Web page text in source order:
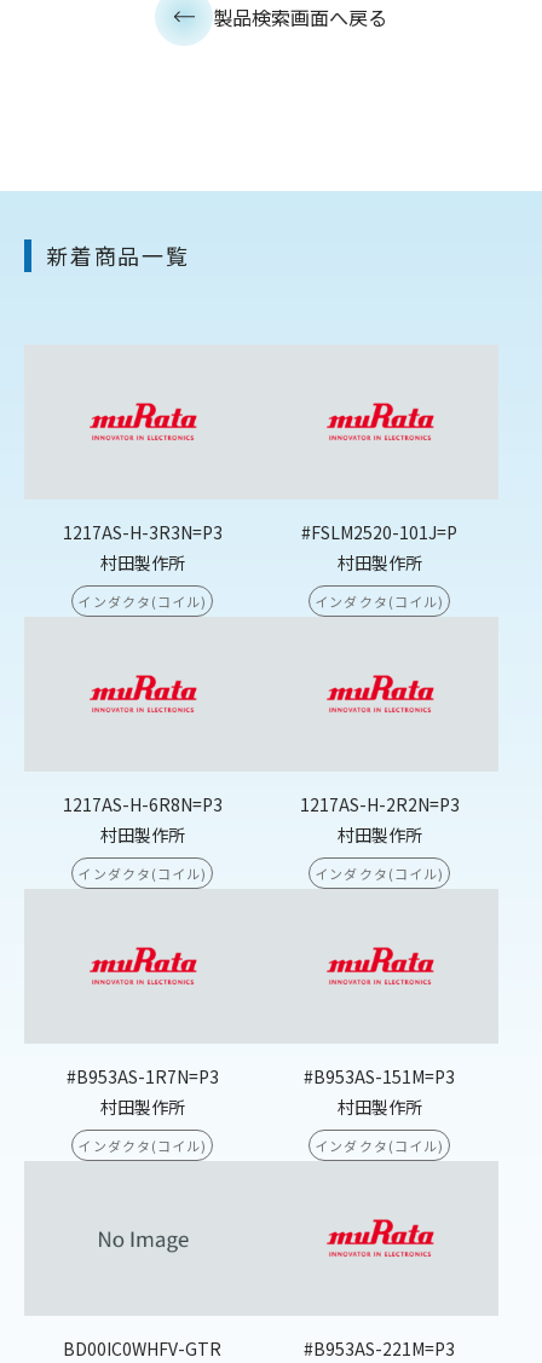
製品検索画面へ戻る
新着商品一覧
1217AS-H-3R3N=P3
村田製作所
インダクタ(コイル)
#FSLM2520-101J=P
村田製作所
インダクタ(コイル)
1217AS-H-6R8N=P3
村田製作所
インダクタ(コイル)
1217AS-H-2R2N=P3
村田製作所
インダクタ(コイル)
#B953AS-1R7N=P3
村田製作所
インダクタ(コイル)
#B953AS-151M=P3
村田製作所
インダクタ(コイル)
BD00IC0WHFV-GTR
#B953AS-221M=P3